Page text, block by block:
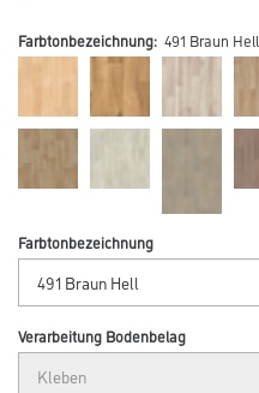
Farbtonbezeichnung: 491 Braun Hell
Farbtonbezeichnung
Verarbeitung Bodenbelag